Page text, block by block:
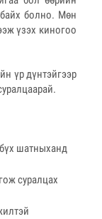
болно. Мөн
үзэх киногоо
үр дүнтэйгээр
шатныханд
суралцах